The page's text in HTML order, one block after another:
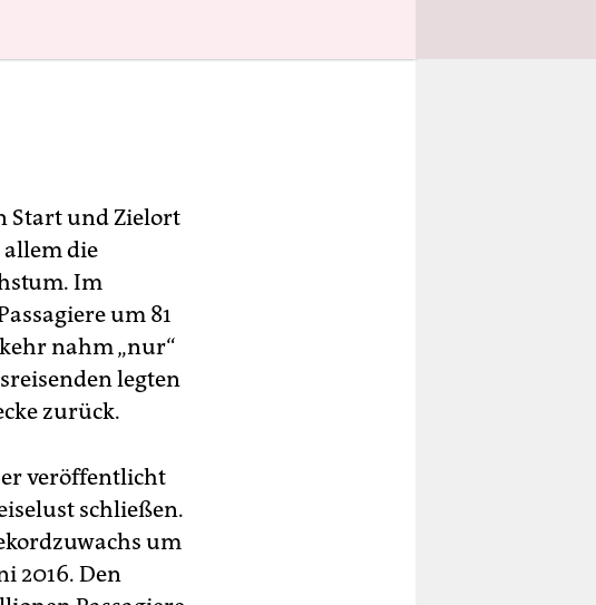
Start und Zielort
die
Im
um 81
nahm „nur“
legten
zurück.
veröffentlicht
schließen.
um
2016. Den